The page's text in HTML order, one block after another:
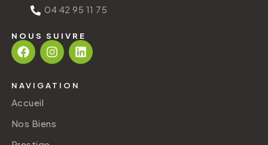
04 42 95 11 75
NOUS SUIVRE
NAVIGATION
Accueil
Nos Biens